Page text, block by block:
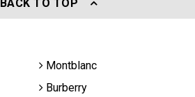
BACK TO TOP
Montblanc
Burberry